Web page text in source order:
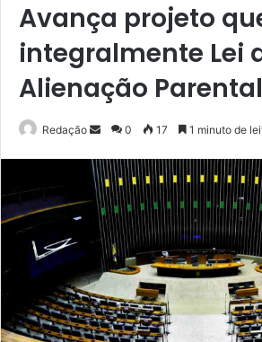
Avança projeto
integralmente Lei
Alienação Parental
Redação
Mande
e-
mail
0 17 1 minuto de